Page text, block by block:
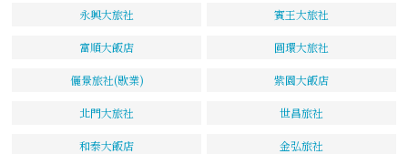
永興大旅社 賓王大旅社
富順大飯店 圓環大旅社
儷景旅社(歇業) 紫園大飯店
北門大旅社 世昌旅社
和泰大飯店 金弘旅社